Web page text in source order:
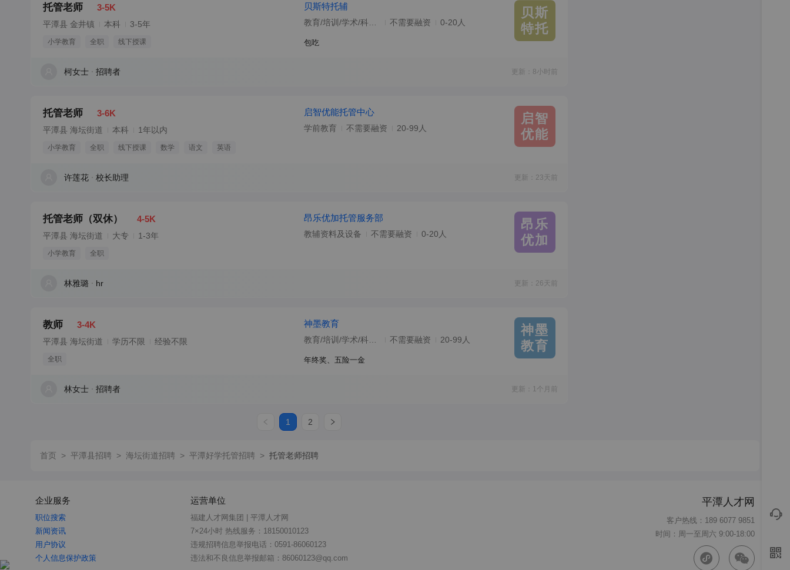
托管老师 3-5K
平潭县 金井镇 本科 3-5年
小学教育 全职 线下授课
贝斯特托辅
不需要融资 0-20人
包吃
贝斯
特托
柯女士 招聘者 更新：8小时前
托管老师 3-6K
平潭县 海坛街道 本科 1年以内
小学教育 全职 线下授课 数学 语文 英语
启智优能托管中心
学前教育 不需要融资 20-99人
启智
优能
许莲花 校长助理 更新：23天前
托管老师（双休） 4-5K
平潭县 海坛街道 大专 1-3年
小学教育 全职
昂乐优加托管服务部
教辅资料及设备 不需要融资 0-20人
昂乐
优加
林雅璐 hr 更新：26天前
教师 3-4K
平潭县 海坛街道 学历不限 经验不限
全职
神墨教育
不需要融资 20-99人
年终奖、五险一金
神墨
教育
林女士 招聘者 更新：1个月前
1 2
首页 > 平潭县招聘 > 海坛街道招聘 > 平潭好学托管招聘 > 托管老师招聘
企业服务
职位搜索
新闻资讯
用户协议
个人信息保护政策
运营单位
福建人才网集团 | 平潭人才网
7×24小时 热线服务：18150010123
违规招聘信息举报电话：0591-86060123
违法和不良信息举报邮箱：86060123@qq.com
平潭人才网
客户热线：189 6077 9851
时间：周一至周六 9:00-18:00